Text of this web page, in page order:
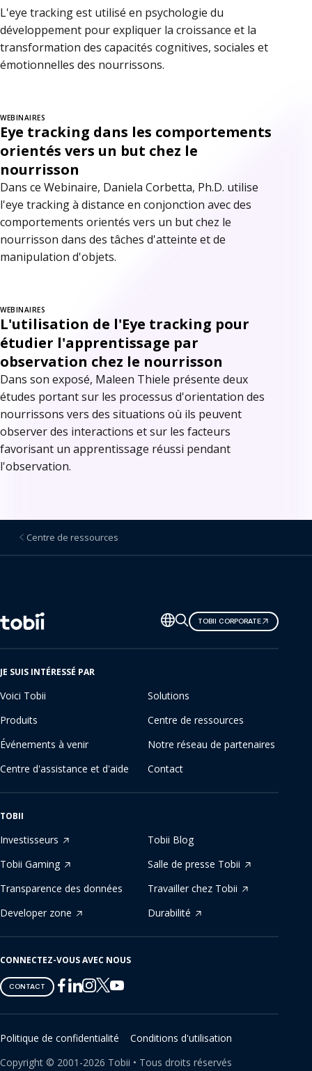
L'eye tracking est utilisé en psychologie du
développement pour expliquer la croissance et la
transformation des capacités cognitives, sociales et
émotionnelles des nourrissons.
WEBINAIRES
Eye tracking dans les comportements
orientés vers un but chez le
nourrisson
Dans ce Webinaire, Daniela Corbetta, Ph.D. utilise
l'eye tracking à distance en conjonction avec des
comportements orientés vers un but chez le
nourrisson dans des tâches d'atteinte et de
manipulation d'objets.
WEBINAIRES
L'utilisation de l'Eye tracking pour
étudier l'apprentissage par
observation chez le nourrisson
Dans son exposé, Maleen Thiele présente deux
études portant sur les processus d'orientation des
nourrissons vers des situations où ils peuvent
observer des interactions et sur les facteurs
favorisant un apprentissage réussi pendant
l'observation.
Centre de ressources
Changer
de
langue
TOBII CORPORATE
JE SUIS INTÉRESSÉ PAR
Voici Tobii
Solutions
Produits
Centre de ressources
Événements à venir
Notre réseau de partenaires
Centre d'assistance et d'aide
Contact
TOBII
Investisseurs
Tobii Blog
Tobii Gaming
Salle de presse Tobii
Transparence des données
Travailler chez Tobii
Developer zone
Durabilité
CONNECTEZ-VOUS AVEC NOUS
CONTACT
Tobii
on
Facebook
Tobii
on
Linkedin
Tobii
on
Instagram
Tobii
on
Twitter
Tobii
on
Youtube
Politique de confidentialité
Conditions d'utilisation
Copyright © 2001-2026 Tobii • Tous droits réservés